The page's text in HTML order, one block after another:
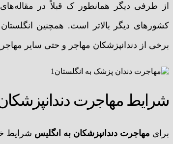
از طرفی دیگر همانطور ک قبلاً در
کشورهای دیگر بالاتر است. همچنین
برخی از دندانپزشکان مهاجر و حتی سایر
شرایط مهاجرت دندانپزشکان
برای مهاجرت دندانپزشکان به انگلیس شرایط